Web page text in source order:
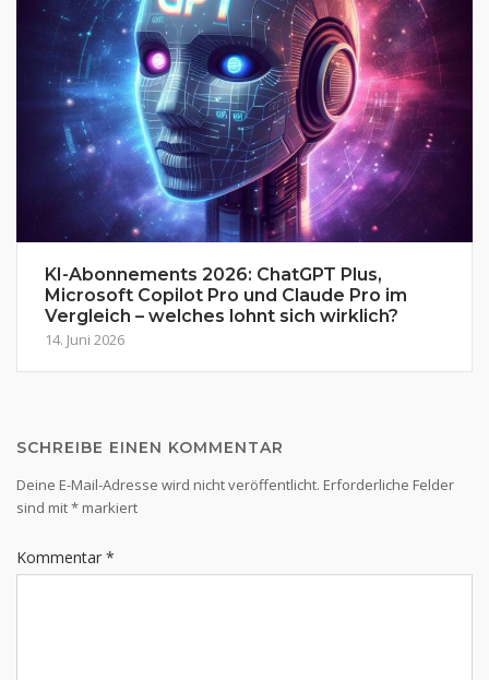
KI-Abonnements 2026: ChatGPT Plus,
Microsoft Copilot Pro und Claude Pro im
Vergleich – welches lohnt sich wirklich?
14. Juni 2026
SCHREIBE EINEN KOMMENTAR
Deine E-Mail-Adresse wird nicht veröffentlicht. Erforderliche Felder
sind mit* markiert
Kommentar *